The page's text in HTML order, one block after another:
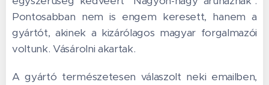
Pontosabban nem is engem keresett, hanem a
gyártót, akinek a kizárólagos magyar forgalmazói
voltunk. Vásárolni akartak.
A gyártó természetesen válaszolt neki emailben,